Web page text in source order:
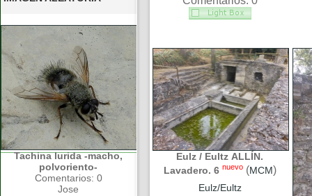
Tachina lurida -macho,
polvoriento-
Comentarios: 0
Jose
Eulz / Eultz ALLÍN.
Lavadero. 6 nuevo (MCM)
Eulz/Eultz